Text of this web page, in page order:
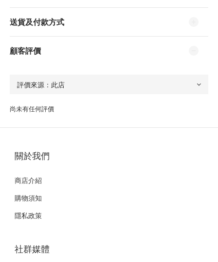
送貨及付款方式
顧客評價
尚未有任何評價
關於我們
商店介紹
購物須知
隱私政策
社群媒體